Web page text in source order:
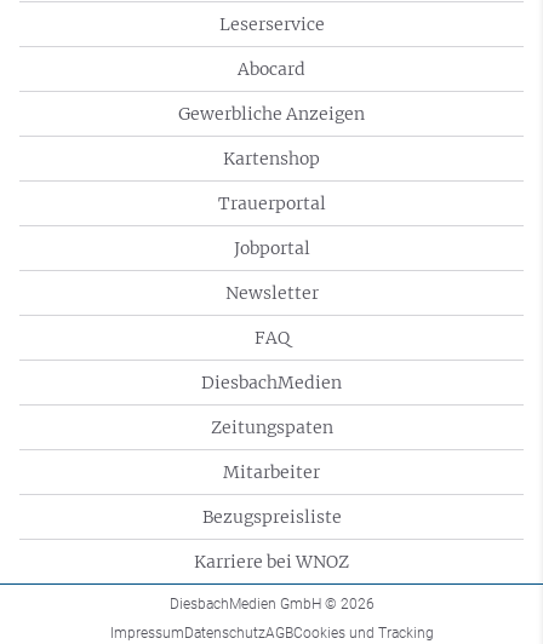
Leserservice
Abocard
Gewerbliche Anzeigen
Kartenshop
Trauerportal
Jobportal
Newsletter
FAQ
DiesbachMedien
Zeitungspaten
Mitarbeiter
Bezugspreisliste
Karriere bei WNOZ
DiesbachMedien GmbH © 2026
ImpressumDatenschutzAGBCookies und Tracking